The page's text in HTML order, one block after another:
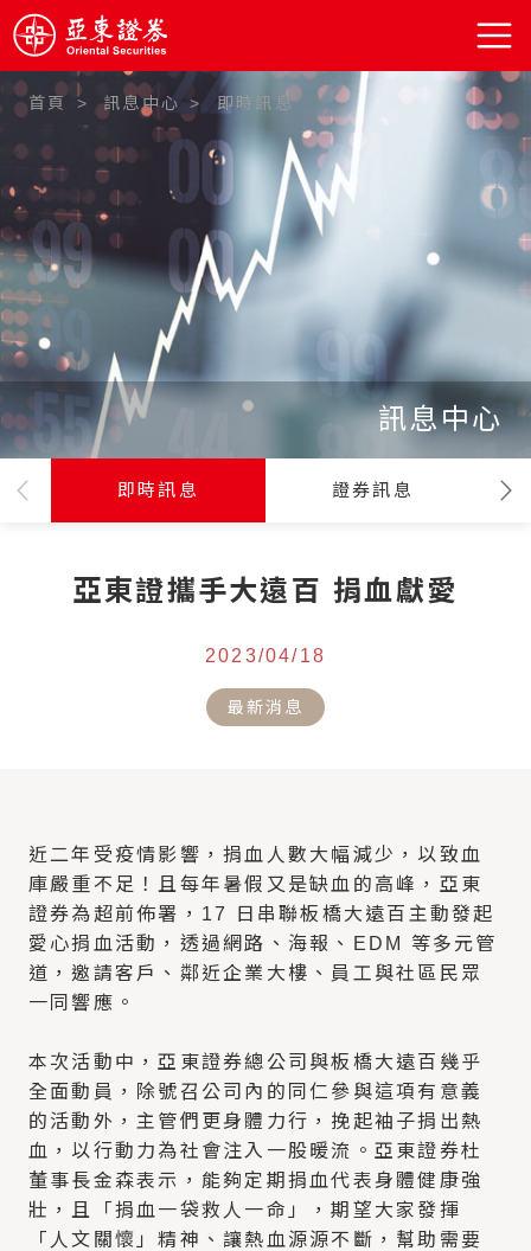
:::
首頁 訊息中心 即時訊息
訊息中心
即時訊息 證券訊息
亞東證攜手大遠百 捐血獻愛
2023/04/18
最新消息
近二年受疫情影響，捐血人數大幅減少，以致血
庫嚴重不足！且每年暑假又是缺血的高峰，亞東
證券為超前佈署，17 日串聯板橋大遠百主動發起
愛心捐血活動，透過網路、海報、EDM 等多元管
道，邀請客戶、鄰近企業大樓、員工與社區民眾
一同響應。
本次活動中，亞東證券總公司與板橋大遠百幾乎
全面動員，除號召公司內的同仁參與這項有意義
的活動外，主管們更身體力行，挽起袖子捐出熱
血，以行動力為社會注入一股暖流。亞東證券杜
董事長金森表示，能夠定期捐血代表身體健康強
壯，且「捐血一袋救人一命」，期望大家發揮
「人文關懷」精神、讓熱血源源不斷，幫助需要